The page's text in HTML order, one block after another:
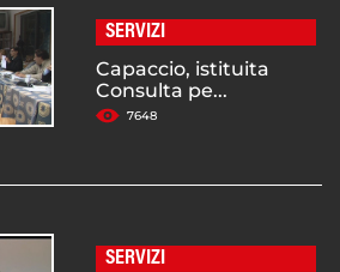
SERVIZI
Capaccio, istituita
Consulta pe...
7648
SERVIZI